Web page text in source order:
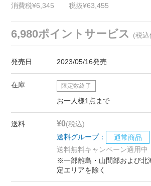
消費税¥6,345 税抜¥63,455
6,980ポイントサービス (税
発売日 2023/05/16発売
在庫 限定数終了
お一人様1点まで
送料 ¥0(税込)
送料グループ：
通常商品
送料無料キャンペーン適用中
※一部離島・山間部および北
定エリアを除く